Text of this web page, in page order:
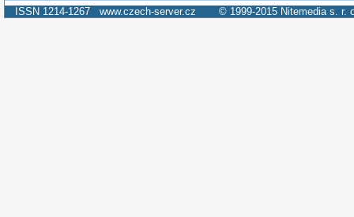
ISSN 1214-1267 www.czech-server.cz © 1999-2015 Nitemedia s. r.